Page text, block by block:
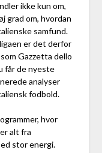
ikke kun om,
grad om, hvordan
samfund.
er det derfor
Gazzetta dello
får de nyeste
analyser
fodbold.
hvor
alt fra
stor energi.